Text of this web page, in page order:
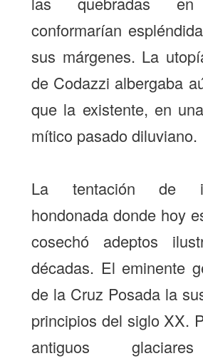
conformarían
sus márgenes. La
de Codazzi albergaba
que la existente, en
mítico pasado diluviano.
La tentación de
hondonada donde hoy
cosechó adeptos
décadas. El eminente
de la Cruz Posada la
principios del siglo XX.
antiguos